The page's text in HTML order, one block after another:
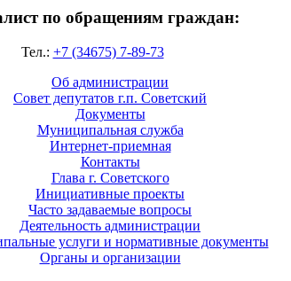
по обращениям граждан:
Тел.: +7 (34675) 7-89-73
Об администрации
Совет депутатов г.п. Советский
Документы
Муниципальная служба
Интернет-приемная
Контакты
Глава г. Советского
Инициативные проекты
Часто задаваемые вопросы
Деятельность администрации
услуги и нормативные документы
Органы и организации